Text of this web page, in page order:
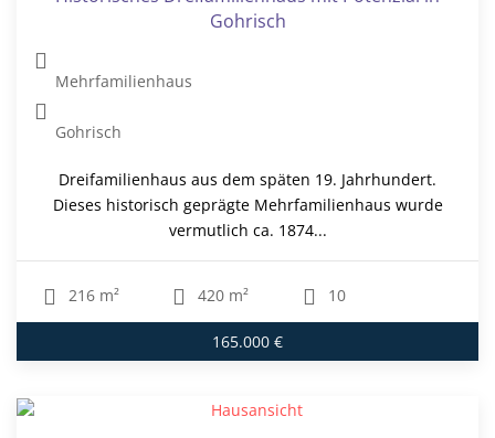
Gohrisch
Mehrfamilienhaus
Gohrisch
Dreifamilienhaus aus dem späten 19. Jahrhundert.
Dieses historisch geprägte Mehrfamilienhaus wurde
vermutlich ca. 1874...
216 m² 420 m² 10
165.000 €